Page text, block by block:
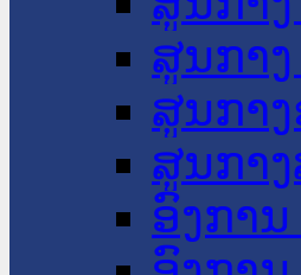
ສູນກາ
ສູນກາ
ສູນກາ
ອົງກາ